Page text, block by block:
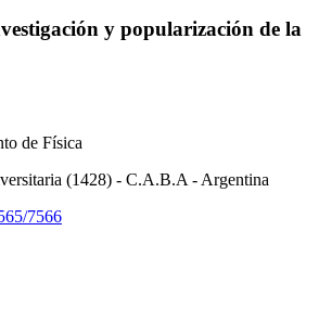
y popularización de la
de Física
(1428) - C.A.B.A - Argentina
7566